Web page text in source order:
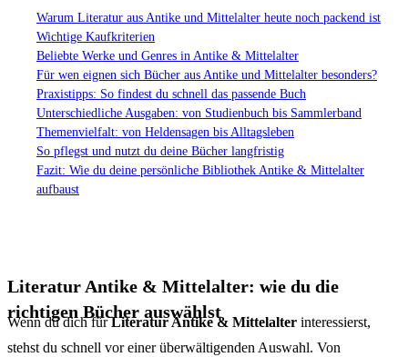
Literatur Antike & Mittelalter: wie du die
richtigen Bücher auswählst
Wenn du dich fürLiteratur Antike & Mittelalter interessierst,
stehst du schnell vor einer überwältigenden Auswahl. Von
Warum Literatur aus Antike und Mittelalter heute noch packend ist
Wichtige Kaufkriterien
Beliebte Werke und Genres in Antike & Mittelalter
Für wen eignen sich Bücher aus Antike und Mittelalter besonders?
Praxistipps: So findest du schnell das passende Buch
Unterschiedliche Ausgaben: von Studienbuch bis Sammlerband
Themenvielfalt: von Heldensagen bis Alltagsleben
So pflegst und nutzt du deine Bücher langfristig
Fazit: Wie du deine persönliche Bibliothek Antike & Mittelalter
aufbaust